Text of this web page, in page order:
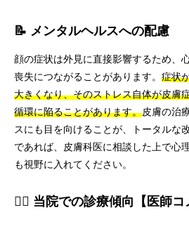
📝 メンタルヘルスへの配慮
顔の症状は外見に直接影響するため、
喪失につながることがあります。 症状
大きくなり、そのストレス自体が皮膚
循環に陥ることがあります。皮膚の治
スにも目を向けることが、トータルな
であれば、皮膚科医に相談した上で心
も視野に入れてください。
👨‍⚕️ 当院での診療傾向【医師コ